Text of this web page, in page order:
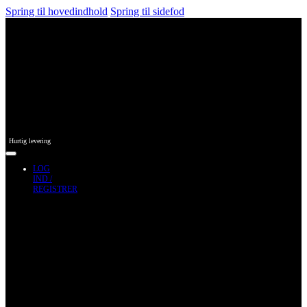
Spring til hovedindhold Spring til sidefod
Hurtig levering
LOG
IND /
REGISTRER